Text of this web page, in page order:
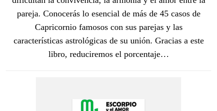
pareja. Conocerás lo esencial de más de 45 casos de
Capricornio famosos con sus parejas y las
características astrológicas de su unión. Gracias a este
libro, reduciremos el porcentaje…